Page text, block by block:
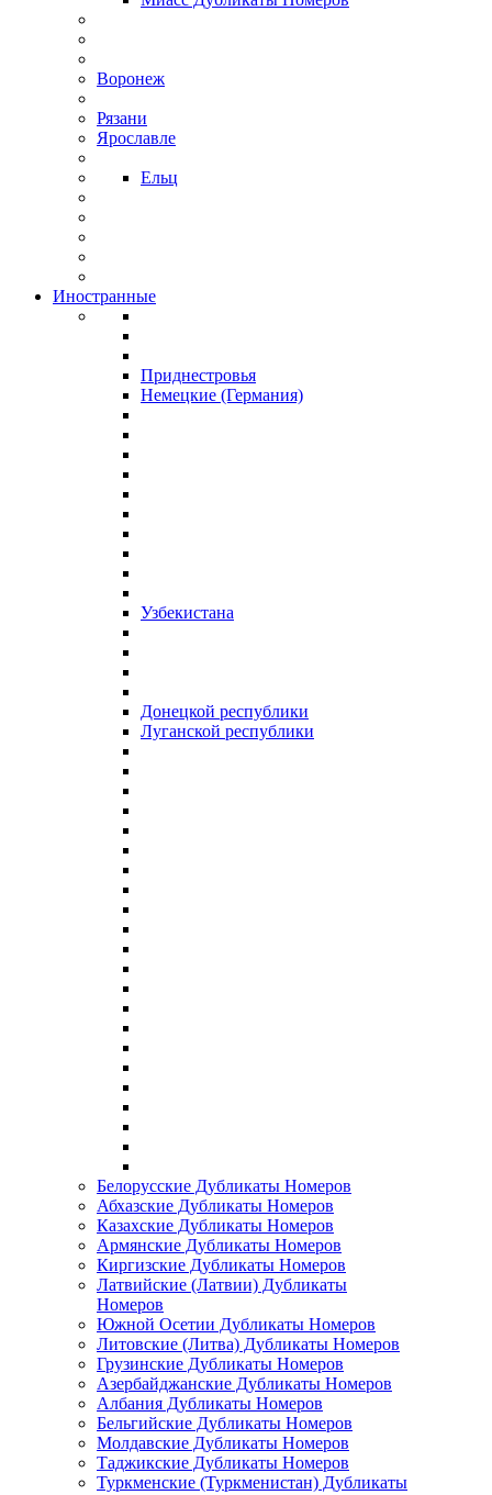
Воронеж
Рязани
Ярославле
Ельц
Иностранные
Приднестровья
Немецкие (Германия)
Узбекистана
Донецкой республики
Луганской республики
Белорусские Дубликаты Номеров
Абхазские Дубликаты Номеров
Казахские Дубликаты Номеров
Армянские Дубликаты Номеров
Киргизские Дубликаты Номеров
Латвийские (Латвии) Дубликаты
Номеров
Южной Осетии Дубликаты Номеров
Литовские (Литва) Дубликаты Номеров
Грузинские Дубликаты Номеров
Азербайджанские Дубликаты Номеров
Албания Дубликаты Номеров
Бельгийские Дубликаты Номеров
Молдавские Дубликаты Номеров
Таджикские Дубликаты Номеров
Туркменские (Туркменистан) Дубликаты